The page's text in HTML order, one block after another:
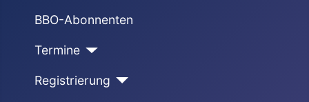
BBO-Abonnenten
Termine
Registrierung